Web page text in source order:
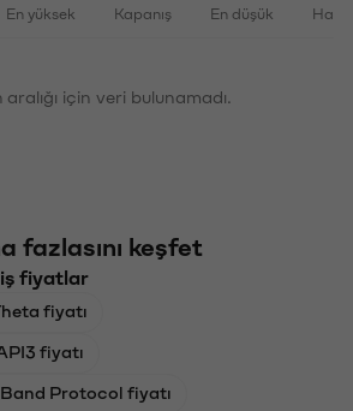
En yüksek Kapanış En düşük
için veri bulunamadı.
fazlasını keşfet
fiyatlar
fiyatı
fiyatı
Band Protocol fiyatı